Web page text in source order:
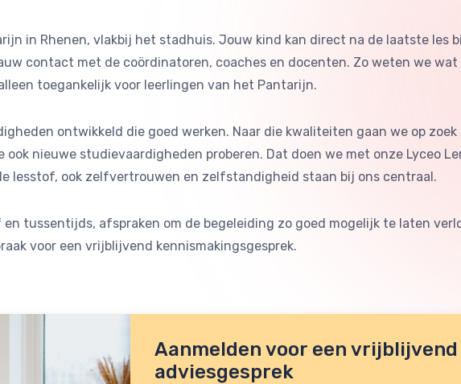
in Rhenen, vlakbij het stadhuis. Jouw kind kan direct na de laatste les
contact met de coördinatoren, coaches en docenten. Zo weten we wat
toegankelijk voor leerlingen van het Pantarijn.
ontwikkeld die goed werken. Naar die kwaliteiten gaan we op
nieuwe studievaardigheden proberen. Dat doen we met onze Lyceo
lesstof, ook zelfvertrouwen en zelfstandigheid staan bij ons centraal.
tussentijds, afspraken om de begeleiding zo goed mogelijk te laten
voor een vrijblijvend kennismakingsgesprek.
Aanmelden voor een
adviesgesprek